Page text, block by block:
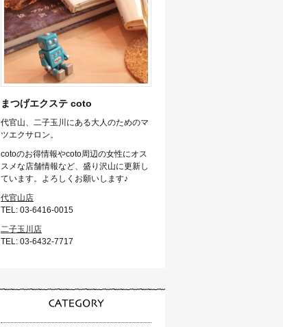
まつげエクステ coto
代官山、二子玉川にある大人のためのマ
ツエクサロン。
cotoのお得情報やcoto周辺の女性にオス
スメな店舗情報など、盛り沢山に更新し
ています。よろしくお願いします♪
代官山店
TEL: 03-6416-0015
二子玉川店
TEL: 03-6432-7717